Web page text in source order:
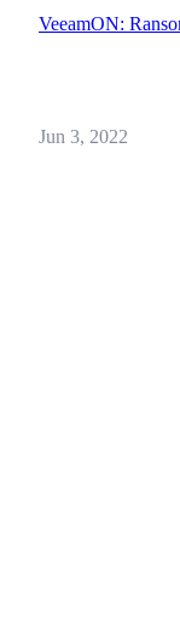
VeeamON:
Jun 3, 2022